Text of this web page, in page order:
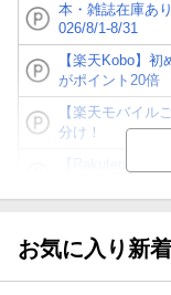
本・雑誌在庫あ
026/8/1-8/31
【楽天Kobo】
がポイント20倍
【楽天モバイル
分け！
が当たる！
お気に入り新